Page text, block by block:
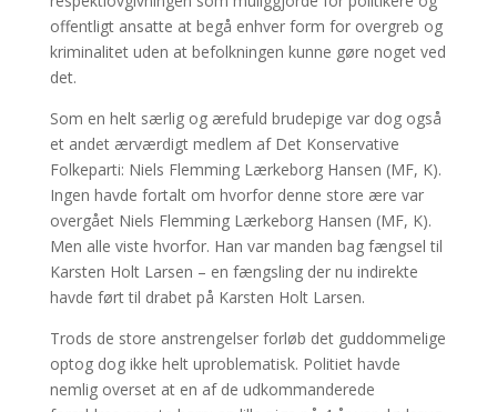
offentligt ansatte at begå enhver form for overgreb og
kriminalitet uden at befolkningen kunne gøre noget ved
det.
Som en helt særlig og ærefuld brudepige var dog også
et andet ærværdigt medlem af Det Konservative
Folkeparti: Niels Flemming Lærkeborg Hansen (MF, K).
Ingen havde fortalt om hvorfor denne store ære var
overgået Niels Flemming Lærkeborg Hansen (MF, K).
Men alle viste hvorfor. Han var manden bag fængsel til
Karsten Holt Larsen – en fængsling der nu indirekte
havde ført til drabet på Karsten Holt Larsen.
Trods de store anstrengelser forløb det guddommelige
optog dog ikke helt uproblematisk. Politiet havde
nemlig overset at en af de udkommanderede